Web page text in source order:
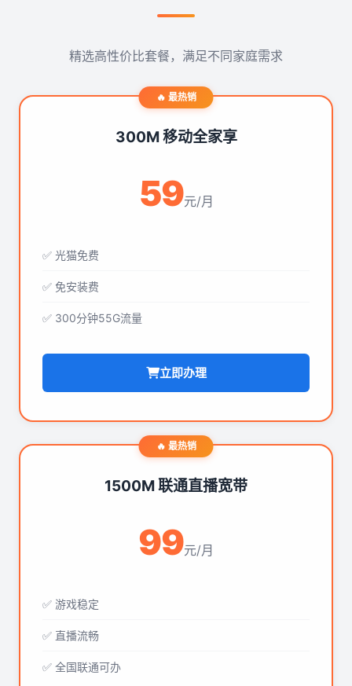
精选高性价比套餐，满足不同家庭需求
🔥 最热销
300M 移动全家享
59元/月
✅ 光猫免费
✅ 免安装费
✅ 300分钟55G流量
立即办理
🔥 最热销
1500M 联通直播宽带
99元/月
✅ 游戏稳定
✅ 直播流畅
✅ 全国联通可办